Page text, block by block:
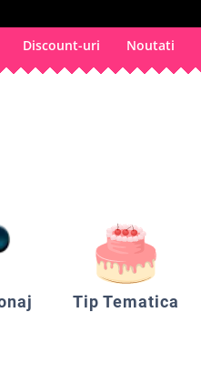
Discount-uri Noutati
Tip Tematica